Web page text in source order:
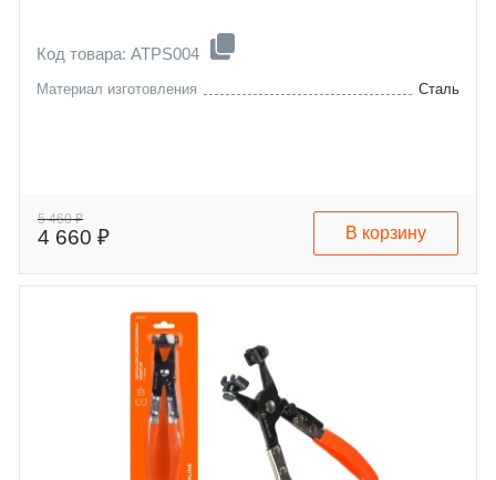
Код товара: ATPS004
Материал изготовления Сталь
5 460 ₽
4 660 ₽ В корзину